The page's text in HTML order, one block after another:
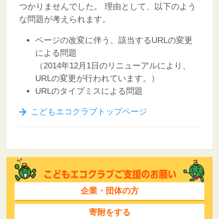
つかりませんでした。
理由として、以下のよう
な問題が考えられます。
ページの改変に伴う、該当するURLの変更
による問題
（2014年12月1日のリニューアルにより、
URLの変更が行われています。）
URLのタイプミスによる問題
こどもエコクラブトップページ
企業・団体の方
寄附をする